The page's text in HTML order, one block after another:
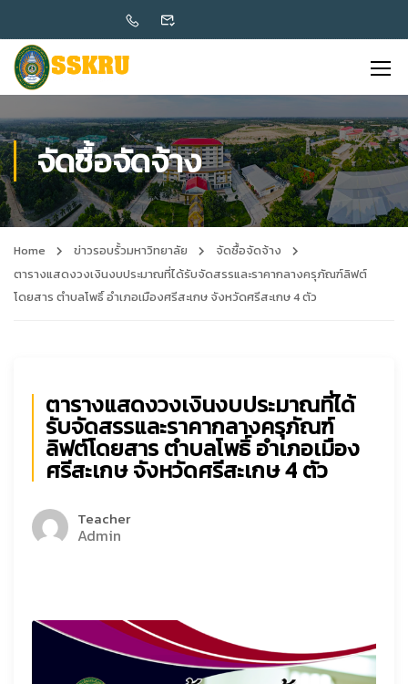
จัดซื้อจัดจ้าง
Home ข่าวรอบรั้วมหาวิทยาลัย
จัดซื้อจัดจ้าง
ตารางแสดงวงเงินงบประมาณที่ได้รับจัดสรรและราคากลางครุภัณฑ์ลิฟต์
โดยสาร ตำบลโพธิ์ อำเภอเมืองศรีสะเกษ จังหวัดศรีสะเกษ 4 ตัว
ตารางแสดงวงเงินงบประมาณที่ได้
รับจัดสรรและราคากลางครุภัณฑ์
ลิฟต์โดยสาร ตำบลโพธิ์ อำเภอเมือง
ศรีสะเกษ จังหวัดศรีสะเกษ 4 ตัว
Teacher
Admin